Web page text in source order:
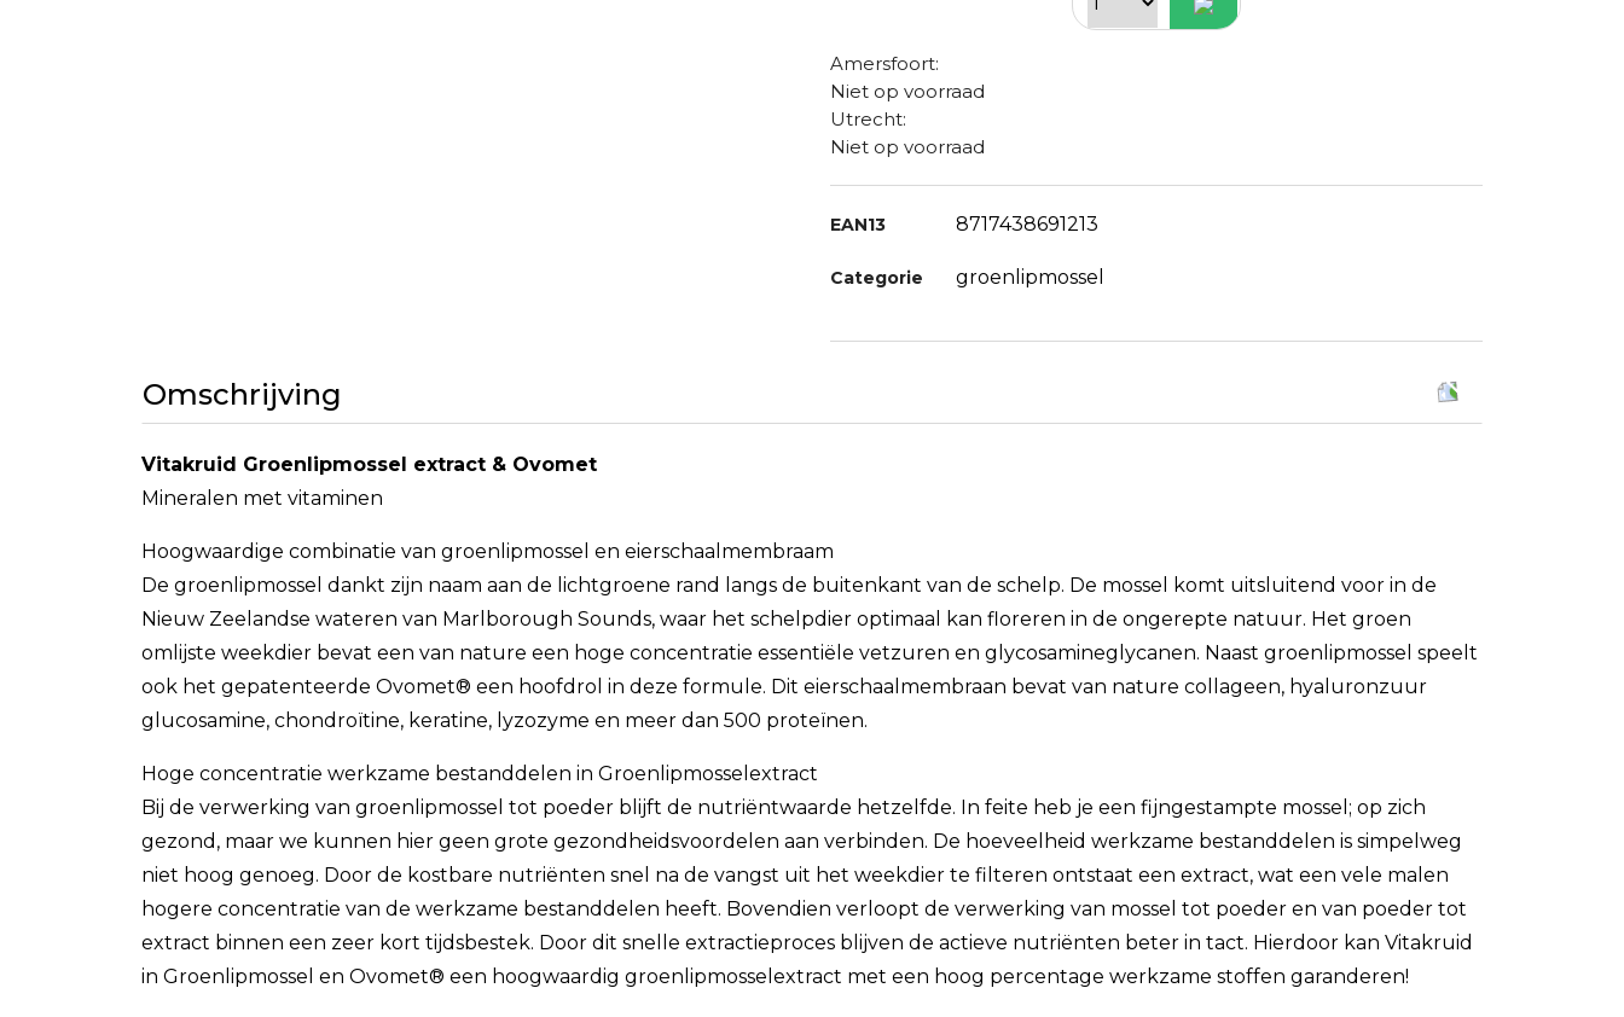
Amersfoort:
Niet op voorraad
Utrecht:
Niet op voorraad
EAN13 8717438691213
Categorie groenlipmossel
Omschrijving
Vitakruid Groenlipmossel extract & Ovomet
Mineralen met vitaminen
Hoogwaardige combinatie van groenlipmossel en eierschaalmembraam
De groenlipmossel dankt zijn naam aan de lichtgroene rand langs de buitenkant van de schelp. De mossel komt uitsluitend voor in de
Nieuw Zeelandse wateren van Marlborough Sounds, waar het schelpdier optimaal kan floreren in de ongerepte natuur. Het groen
omlijste weekdier bevat een van nature een hoge concentratie essentiële vetzuren en glycosamineglycanen. Naast groenlipmossel speelt
ook het gepatenteerde Ovomet® een hoofdrol in deze formule. Dit eierschaalmembraan bevat van nature collageen, hyaluronzuur
glucosamine, chondroïtine, keratine, lyzozyme en meer dan 500 proteïnen.
Hoge concentratie werkzame bestanddelen in Groenlipmosselextract
Bij de verwerking van groenlipmossel tot poeder blijft de nutriëntwaarde hetzelfde. In feite heb je een fijngestampte mossel; op zich
gezond, maar we kunnen hier geen grote gezondheidsvoordelen aan verbinden. De hoeveelheid werkzame bestanddelen is simpelweg
niet hoog genoeg. Door de kostbare nutriënten snel na de vangst uit het weekdier te filteren ontstaat een extract, wat een vele malen
hogere concentratie van de werkzame bestanddelen heeft. Bovendien verloopt de verwerking van mossel tot poeder en van poeder tot
extract binnen een zeer kort tijdsbestek. Door dit snelle extractieproces blijven de actieve nutriënten beter in tact. Hierdoor kan Vitakruid
in Groenlipmossel en Ovomet® een hoogwaardig groenlipmosselextract met een hoog percentage werkzame stoffen garanderen!